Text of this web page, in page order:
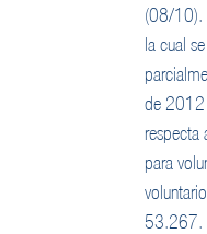
(08/10).
la cual
de 2012
respecta
para
53.267.